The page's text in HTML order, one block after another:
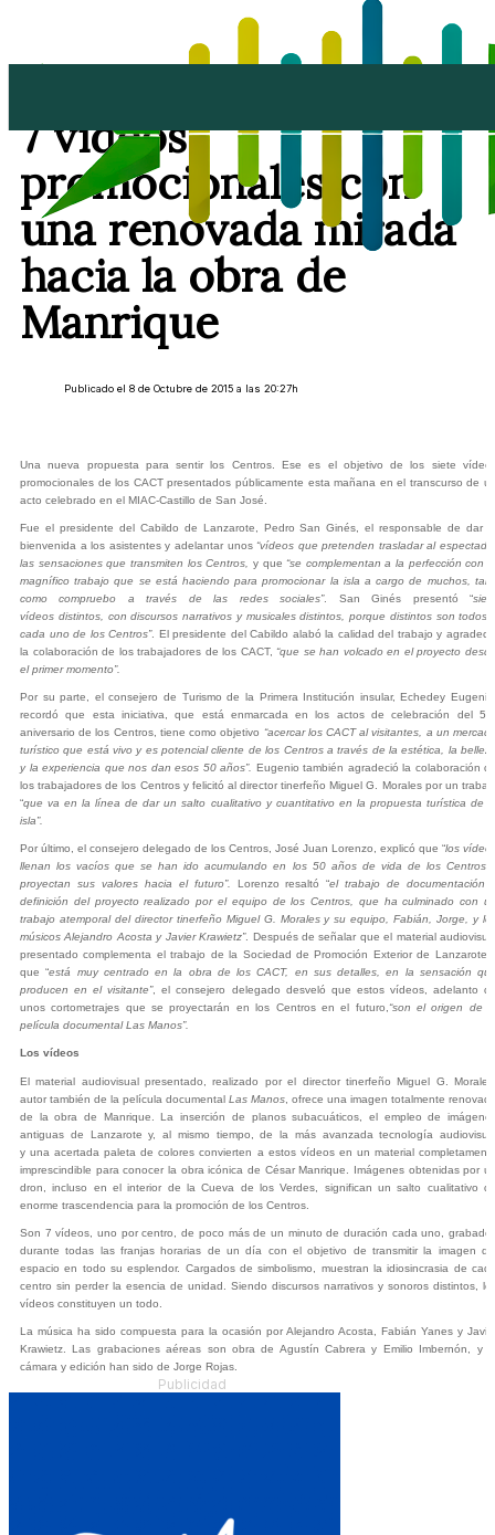
7 vídeos
promocionales con
una renovada mirada
hacia la obra de
Manrique
Publicado el 8 de Octubre de 2015 a las 20:27h
Una nueva propuesta para sentir los Centros. Ese es el objetivo de los siete
promocionales de los CACT presentados públicamente esta mañana en el transcurso de
acto celebrado en el MIAC-Castillo de San José.
Fue el presidente del Cabildo de Lanzarote, Pedro San Ginés, el responsable de dar
bienvenida a los asistentes y adelantar unos“vídeos quepretenden trasladar al
las sensaciones que transmiten los Centros, y que “se complementan a la perfección con
magnífico trabajo que se está haciendo para promocionar la isla a cargo de muchos, tal
como compruebo a través de las redes sociales”. San Ginés presentó “
vídeos distintos, con discursos narrativos y musicales distintos, porque distintos son todos
cada uno de los Centros”. El presidente del Cabildo alabó la calidad del trabajo y
la colaboración de los trabajadores de los CACT,“que se han volcado en el proyecto
el primer momento”.
Por su parte, el consejero de Turismo de la Primera Institución insular, Echedey
recordó que esta iniciativa, que está enmarcada en los actos de celebración del
aniversario de los Centros, tiene como objetivo “acercar los CACT al visitantes, a un
turístico que está vivoy es potencial cliente de los Centros a través de la estética, la
y la experiencia que nos dan esos 50 años”. Eugenio también agradeció la colaboración
los trabajadores de los Centros y felicitó al director tinerfeño Miguel G. Morales por un
“que va en la línea de dar un salto cualitativo y cuantitativo en la propuesta turística de
isla”.
Por último, el consejero delegado de los Centros, José Juan Lorenzo, explicó que “los
llenan los vacíos que se han ido acumulando en los 50 años de vida de los Centros
proyectan sus valores hacia el futuro”.
Lorenzo resaltó “el trabajo de documentación
definición del proyecto realizado por el equipo de los Centros, que haculminado con
trabajo atemporal del director tinerfeño Miguel G. Morales y su equipo,Fabián, Jorge, y
músicos Alejandro Acosta y Javier Krawietz”. Después de señalar que el material
presentado complementa el trabajo de la Sociedad de Promoción Exterior de Lanzarote
que “está muy centrado enla obra de los CACT, en sus detalles,en la sensación
producen en el visitante”, el consejero delegado desveló que estos vídeos, adelanto
unos cortometrajes que se proyectarán en los Centros en el futuro, “son el origen de
película documental Las Manos”.
Los vídeos
El material audiovisual presentado, realizado por el director tinerfeño Miguel G.
autor también de la película documental Las Manos , ofrece una imagen totalmente
de la obra de Manrique. La inserción de planos subacuáticos, el empleo de
antiguas de Lanzarote y, al mismo tiempo,
de la más avanzada tecnología
yuna acertada paleta de colores convierten a estos vídeos en un material
imprescindible para conocer la obra icónica de César Manrique. Imágenes obtenidas por
dron, incluso en el interior de la Cueva de los Verdes, significan un salto cualitativo
enorme trascendencia para la promoción de los Centros.
Son 7 vídeos, uno por centro, de poco más de un minuto de duración cada uno,
durante todas las franjas horarias de un día con el objetivo de transmitir la imagen
espacio en todo su esplendor. Cargados de simbolismo, muestran la idiosincrasia de
centro sin perder la esencia de unidad. Siendo discursos narrativos y sonoros distintos,
vídeos constituyen un todo.
La música ha sido compuesta para la ocasión por Alejandro Acosta, Fabián Yanes y
Krawietz. Las grabaciones aéreas son obra de Agustín Cabrera y Emilio Imbernón, y
cámara y edición han sido de Jorge Rojas.
Publicidad